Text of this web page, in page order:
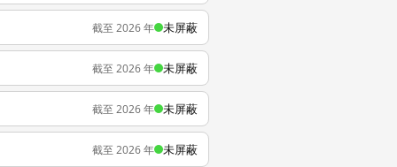
截至 2026 年 未屏蔽
截至 2026 年 未屏蔽
截至 2026 年 未屏蔽
截至 2026 年 未屏蔽